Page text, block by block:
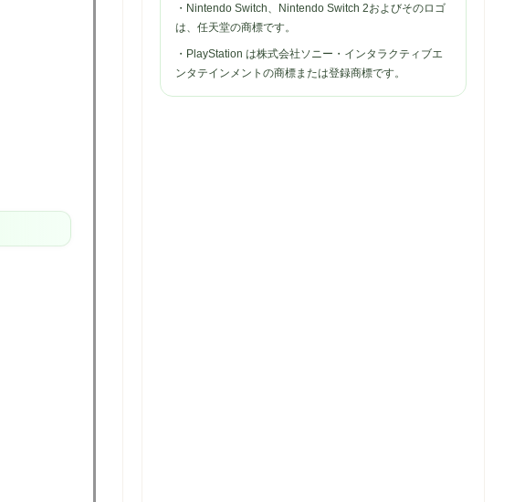
・Nintendo Switch、Nintendo Switch 2およびそのロゴ
は、任天堂の商標です。
・PlayStation は株式会社ソニー・インタラクティブエ
ンタテインメントの商標または登録商標です。